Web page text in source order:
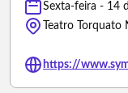
Sexta-feira - 14
Teatro